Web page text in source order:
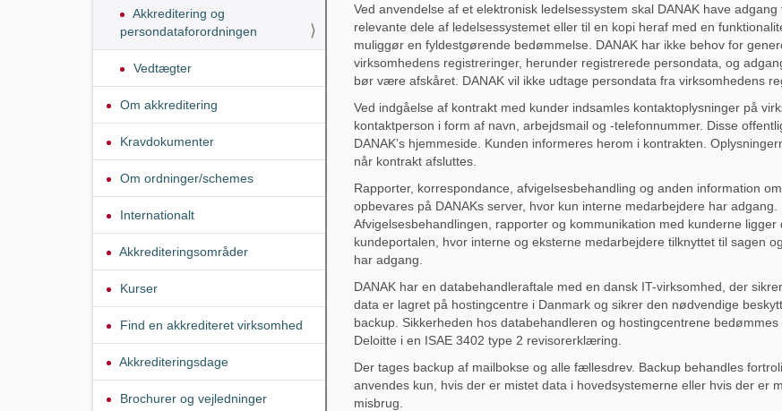
Ved anvendelse af et elektronisk ledelsessystem skal DANAK have adgang
relevante dele af ledelsessystemet eller til en kopi heraf med en
muliggør en fyldestgørende bedømmelse. DANAK har ikke behov for
virksomhedens registreringer, herunder registrerede persondata, og
bør være afskåret. DANAK vil ikke udtage persondata fra virksomhedens
Ved indgåelse af kontrakt med kunder indsamles kontaktoplysninger på
kontaktperson i form af navn, arbejdsmail og -telefonnummer. Disse
DANAK’s hjemmeside. Kunden informeres herom i kontrakten.
når kontrakt afsluttes.
Rapporter, korrespondance, afvigelsesbehandling og anden information
opbevares på DANAKs server, hvor kun interne medarbejdere har adgang.
Afvigelsesbehandlingen, rapporter og kommunikation med kunderne ligger
kundeportalen, hvor interne og eksterne medarbejdere tilknyttet til sagen
har adgang.
DANAK har en databehandleraftale med en dansk IT-virksomhed, der
data er lagret på hostingcentre i Danmark og sikrer den nødvendige
backup. Sikkerheden hos databehandleren og hostingcentrene bedømmes
Deloitte i en ISAE 3402 type 2 revisorerklæring.
Der tages backup af mailbokse og alle fællesdrev. Backup behandles
anvendes kun, hvis der er mistet data i hovedsystemerne eller hvis der er
misbrug.
Akkreditering og
persondataforordningen
Vedtægter
Om akkreditering
Kravdokumenter
Om ordninger/schemes
Internationalt
Akkrediteringsområder
Kurser
Find en akkrediteret virksomhed
Akkrediteringsdage
Brochurer og vejledninger